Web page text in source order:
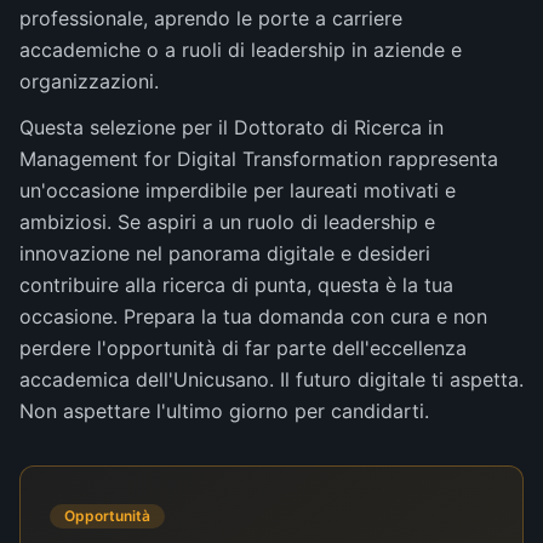
professionale, aprendo le porte a carriere
accademiche o a ruoli di leadership in aziende e
organizzazioni.
Questa selezione per il Dottorato di Ricerca in
Management for Digital Transformation rappresenta
un'occasione imperdibile per laureati motivati e
ambiziosi. Se aspiri a un ruolo di leadership e
innovazione nel panorama digitale e desideri
contribuire alla ricerca di punta, questa è la tua
occasione. Prepara la tua domanda con cura e non
perdere l'opportunità di far parte dell'eccellenza
accademica dell'Unicusano. Il futuro digitale ti aspetta.
Non aspettare l'ultimo giorno per candidarti.
Opportunità